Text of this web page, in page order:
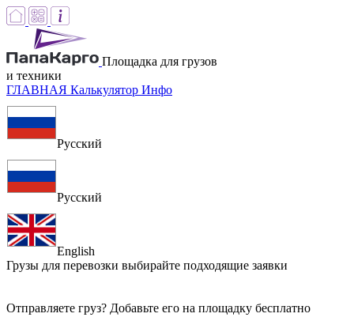
Площадка для грузов
и техники
ГЛАВНАЯ Калькулятор Инфо
Русский
Русский
English
Грузы для перевозки выбирайте подходящие заявки
Отправляете груз? Добавьте его на площадку бесплатно